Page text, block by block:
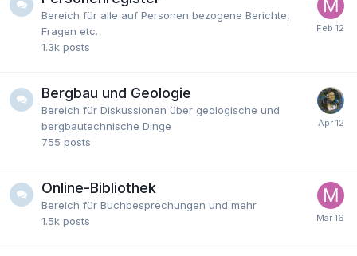
Bereich für alle auf Personen bezogene Berichte,
Fragen etc.
1.3k posts
Bergbau und Geologie
Bereich für Diskussionen über geologische und
bergbautechnische Dinge
755 posts
Online-Bibliothek
Bereich für Buchbesprechungen und mehr
1.5k posts